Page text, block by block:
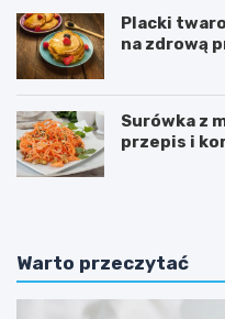
Placki
na zdrową
Surówka z
przepis i
Warto przeczytać